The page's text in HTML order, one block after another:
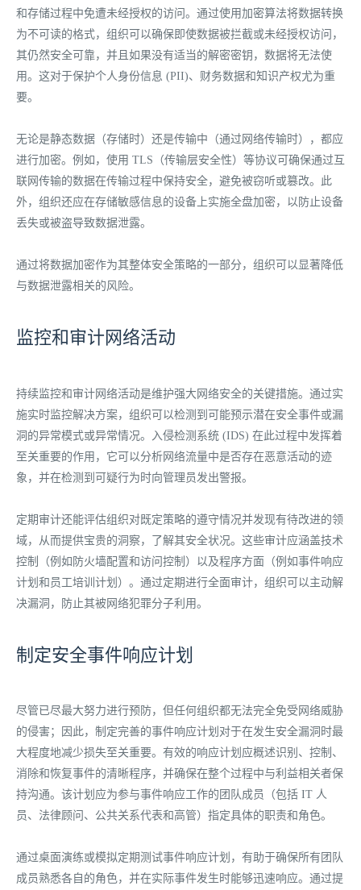
和存储过程中免遭未经授权的访问。通过使用加密算法将数据转换
为不可读的格式，组织可以确保即使数据被拦截或未经授权访问，
其仍然安全可靠，并且如果没有适当的解密密钥，数据将无法使
用。这对于保护个人身份信息 (PII)、财务数据和知识产权尤为重
要。
无论是静态数据（存储时）还是传输中（通过网络传输时），都应
进行加密。例如，使用 TLS（传输层安全性）等协议可确保通过互
联网传输的数据在传输过程中保持安全，避免被窃听或篡改。此
外，组织还应在存储敏感信息的设备上实施全盘加密，以防止设备
丢失或被盗导致数据泄露。
通过将数据加密作为其整体安全策略的一部分，组织可以显著降低
与数据泄露相关的风险。
监控和审计网络活动
持续监控和审计网络活动是维护强大网络安全的关键措施。通过实
施实时监控解决方案，组织可以检测到可能预示潜在安全事件或漏
洞的异常模式或异常情况。入侵检测系统 (IDS) 在此过程中发挥着
至关重要的作用，它可以分析网络流量中是否存在恶意活动的迹
象，并在检测到可疑行为时向管理员发出警报。
定期审计还能评估组织对既定策略的遵守情况并发现有待改进的领
域，从而提供宝贵的洞察，了解其安全状况。这些审计应涵盖技术
控制（例如防火墙配置和访问控制）以及程序方面（例如事件响应
计划和员工培训计划）。通过定期进行全面审计，组织可以主动解
决漏洞，防止其被网络犯罪分子利用。
制定安全事件响应计划
尽管已尽最大努力进行预防，但任何组织都无法完全免受网络威胁
的侵害；因此，制定完善的事件响应计划对于在发生安全漏洞时最
大程度地减少损失至关重要。有效的响应计划应概述识别、控制、
消除和恢复事件的清晰程序，并确保在整个过程中与利益相关者保
持沟通。该计划应为参与事件响应工作的团队成员（包括 IT 人
员、法律顾问、公共关系代表和高管）指定具体的职责和角色。
通过桌面演练或模拟定期测试事件响应计划，有助于确保所有团队
成员熟悉各自的角色，并在实际事件发生时能够迅速响应。通过提